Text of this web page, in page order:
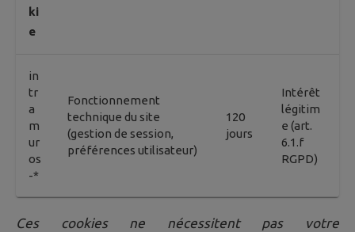
ki
e
in
tr
a
m
ur
os
-*
Fonctionnement
technique du site
(gestion de session,
préférences utilisateur)
120
jours
Intérêt
légitim
e (art.
6.1.f
RGPD)
Ces cookies ne nécessitent pas votre